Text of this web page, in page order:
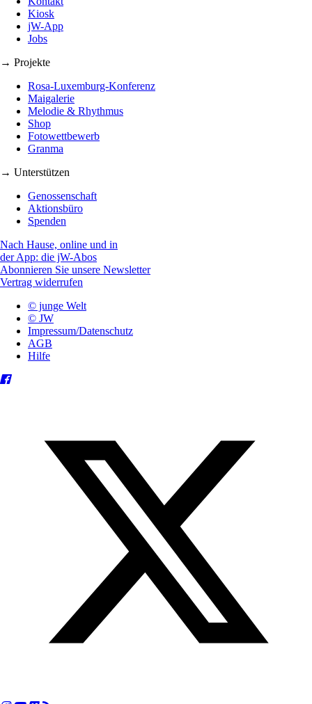
Kiosk
jW-App
Jobs
→ Projekte
Rosa-Luxemburg-Konferenz
Maigalerie
Melodie & Rhythmus
Shop
Fotowettbewerb
Granma
→ Unterstützen
Genossenschaft
Aktionsbüro
Spenden
Nach Hause, online und in
der App: die jW-Abos
Abonnieren Sie unsere Newsletter
Vertrag widerrufen
© junge Welt
© JW
Impressum/Datenschutz
AGB
Hilfe